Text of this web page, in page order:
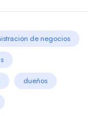
de negocios
dueños